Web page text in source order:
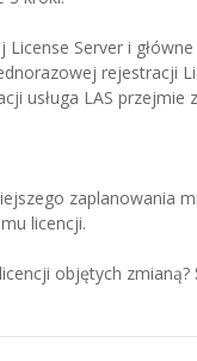
License Server i
rejestracji
usługa LAS
zaplanowania
licencji.
objętych zmianą?